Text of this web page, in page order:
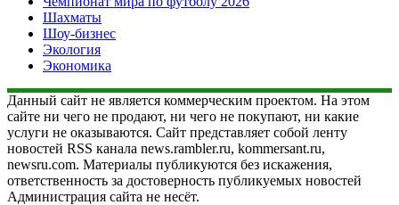
Шахматы
Шоу-бизнес
Экология
Экономика
Данный сайт не является коммерческим проектом. На этом
сайте ни чего не продают, ни чего не покупают, ни какие
услуги не оказываются. Сайт представляет собой ленту
новостей RSS канала news.rambler.ru, kommersant.ru,
newsru.com. Материалы публикуются без искажения,
ответственность за достоверность публикуемых новостей
Администрация сайта не несёт.